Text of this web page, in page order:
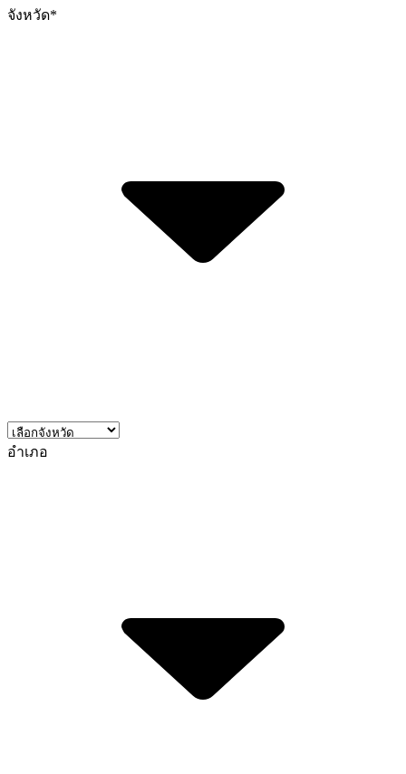
จังหวัด*
อำเภอ